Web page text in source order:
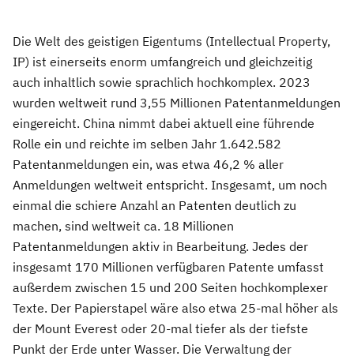
Die Welt des geistigen Eigentums (Intellectual Property,
IP) ist einerseits enorm umfangreich und gleichzeitig
auch inhaltlich sowie sprachlich hochkomplex. 2023
wurden weltweit rund 3,55 Millionen Patentanmeldungen
eingereicht. China nimmt dabei aktuell eine führende
Rolle ein und reichte im selben Jahr 1.642.582
Patentanmeldungen ein, was etwa 46,2 % aller
Anmeldungen weltweit entspricht. Insgesamt, um noch
einmal die schiere Anzahl an Patenten deutlich zu
machen, sind weltweit ca. 18 Millionen
Patentanmeldungen aktiv in Bearbeitung. Jedes der
insgesamt 170 Millionen verfügbaren Patente umfasst
außerdem zwischen 15 und 200 Seiten hochkomplexer
Texte. Der Papierstapel wäre also etwa 25-mal höher als
der Mount Everest oder 20-mal tiefer als der tiefste
Punkt der Erde unter Wasser. Die Verwaltung der